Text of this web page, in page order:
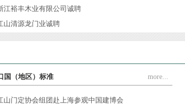
江裕丰木业有限公司诚聘
山清源龙门业诚聘
国（地区）标准 more...
山门定协会组团赴上海参观中国建博会